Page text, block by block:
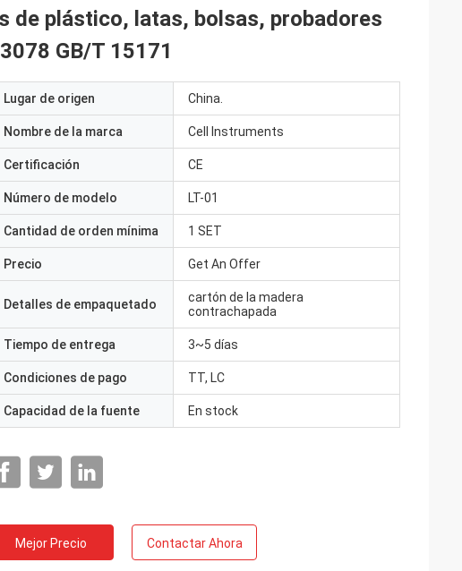
de plástico, latas, bolsas, probadores
GB/T 15171
Lugar de origen China.
Nombre de la marca Cell Instruments
Certificación CE
Número de modelo LT-01
Cantidad de orden mínima 1 SET
Precio Get An Offer
Detalles de empaquetado
cartón de la madera
contrachapada
Tiempo de entrega 3~5 días
Condiciones de pago TT, LC
Capacidad de la fuente En stock
Mejor Precio Contactar Ahora